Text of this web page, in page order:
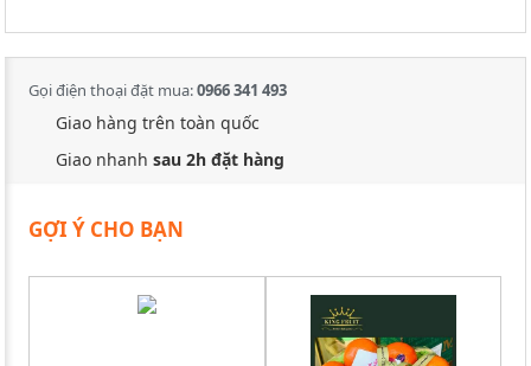
Gọi điện thoại đặt mua:0966 341 493
Giao hàng trên toàn quốc
Giao nhanh sau 2h đặt hàng
GỢI Ý CHO BẠN